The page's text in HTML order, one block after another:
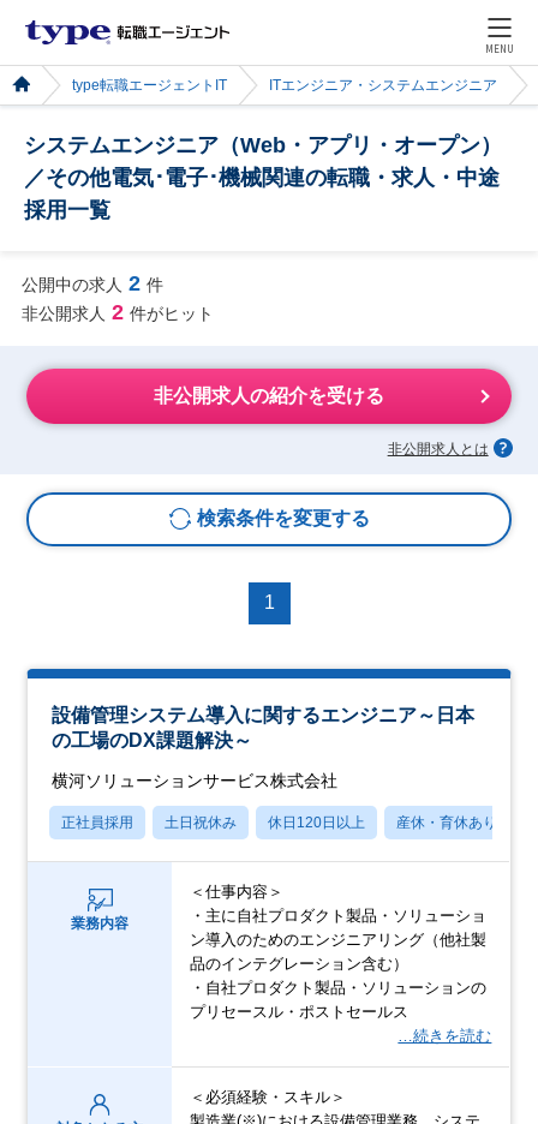
MENU
type転職エージェントIT ITエンジニア・システムエンジニア
システムエンジニア（Web・アプリ・オープン）
／その他電気･電子･機械関連の転職・求人・中途
採用一覧
公開中の求人 2 件
非公開求人 2 件がヒット
非公開求人の紹介を受ける
非公開求人とは
検索条件を変更する
1
設備管理システム導入に関するエンジニア～日本
の工場のDX課題解決～
横河ソリューションサービス株式会社
正社員採用 土日祝休み 休日120日以上 産休・育休あり
業務内容
＜仕事内容＞
・主に自社プロダクト製品・ソリューショ
ン導入のためのエンジニアリング（他社製
品のインテグレーション含む）
・自社プロダクト製品・ソリューションの
プリセースル・ポストセールス
…続きを読む
＜必須経験・スキル＞